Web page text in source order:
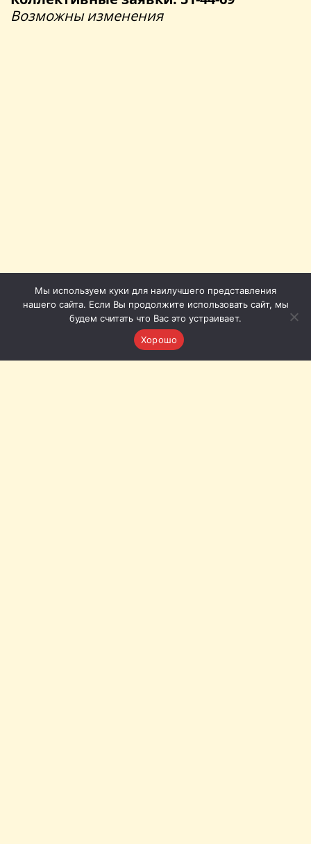
Возможны изменения
Мы используем куки для наилучшего представления
нашего сайта. Если Вы продолжите использовать сайт, мы
будем считать что Вас это устраивает.
Хорошо